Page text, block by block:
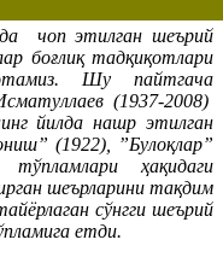
чоп этилган шеърий
боғлиқ тадқиқотлари
Шу пайтгача
(1937-2008)
йилда нашр этилган
(1922), ”Булоқлар”
ҳақидаги
шеърларини тақдим
сўнгги шеърий
етди.